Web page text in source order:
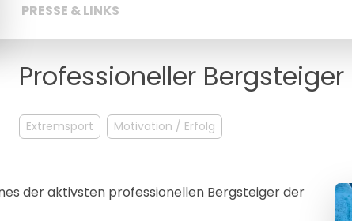
PRESSE & LINKS
Professioneller Bergsteiger
Extremsport Motivation / Erfolg
der aktivsten professionellen Bergsteiger der